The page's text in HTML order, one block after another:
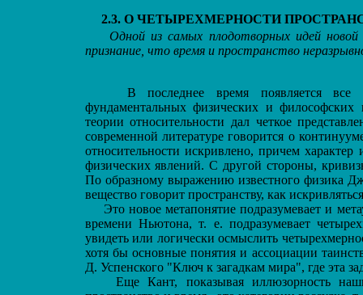
2.3. О ЧЕТЫРЕХМЕРНОСТИ
Одной из самых плодотворных идей
признание, что время и пространство
В последнее время появляется все
фундаментальных физических и
теории относительности дал четкое
современной литературе говорится о
относительности искривлено, причем
физических явлений. С другой стороны,
По образному выражению известного физика
вещество говорит пространству, как
Это новое метапонятие подразумевает и
времени Ньютона, т. е. подразумевает
увидеть или логически осмыслить
хотя бы основные понятия и ассоциации
Д. Успенского "Ключ к загадкам мира", где эта
Еще Кант, показывая иллюзорность